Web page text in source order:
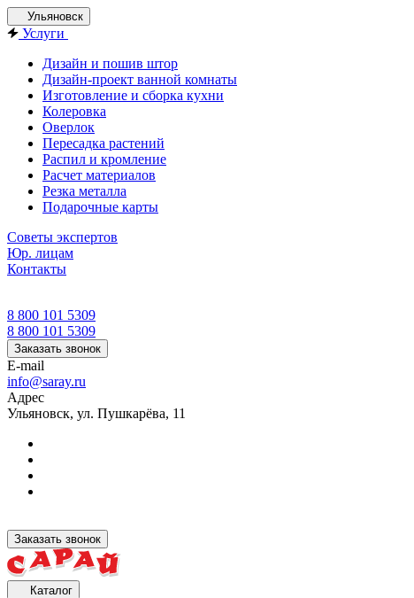
Ульяновск
Услуги
Дизайн и пошив штор
Дизайн-проект ванной комнаты
Изготовление и сборка кухни
Колеровка
Оверлок
Пересадка растений
Распил и кромление
Расчет материалов
Резка металла
Подарочные карты
Советы экспертов
Юр. лицам
Контакты
8 800 101 5309
8 800 101 5309
Заказать звонок
E-mail
info@saray.ru
Адрес
Ульяновск, ул. Пушкарёва, 11
Заказать звонок
Каталог